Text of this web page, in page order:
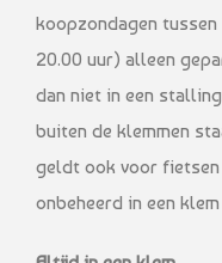
koopzondagen tussen
20.00 uur) alleen
dan niet in een
buiten de klemmen
geldt ook voor fietsen
onbeheerd in een